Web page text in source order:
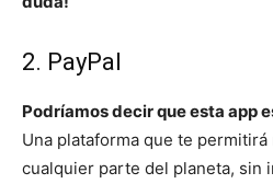
2. PayPal
Podríamos decir que esta app
Una plataforma que te
cualquier parte del planeta, sin